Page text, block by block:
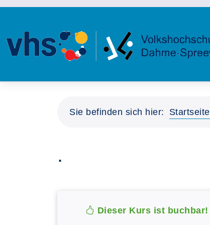
Sie befinden sich hier: Startseite
.
Dieser Kurs ist buchbar!